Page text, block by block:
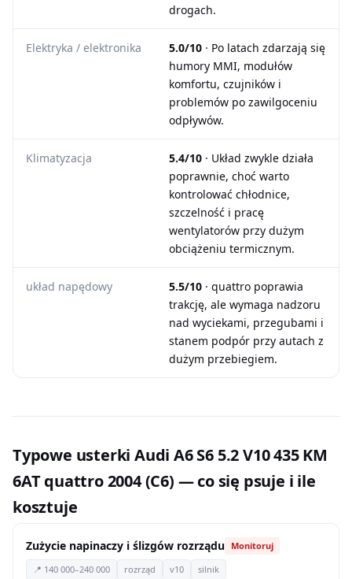
drogach.
Elektryka / elektronika 5.0/10 · Po latach zdarzają się
humory MMI, modułów
komfortu, czujników i
problemów po zawilgoceniu
odpływów.
Klimatyzacja 5.4/10 · Układ zwykle działa
poprawnie, choć warto
kontrolować chłodnice,
szczelność i pracę
wentylatorów przy dużym
obciążeniu termicznym.
układ napędowy 5.5/10 · quattro poprawia
trakcję, ale wymaga nadzoru
nad wyciekami, przegubami i
stanem podpór przy autach z
dużym przebiegiem.
Typowe usterki Audi A6 S6 5.2 V10 435 KM
6AT quattro 2004 (C6) — co się psuje i ile
kosztuje
Zużycie napinaczy i ślizgów rozrządu Monitoruj
📍 140 000–240 000 rozrząd v10 silnik